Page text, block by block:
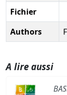
Fichier
Authors
A lire aussi